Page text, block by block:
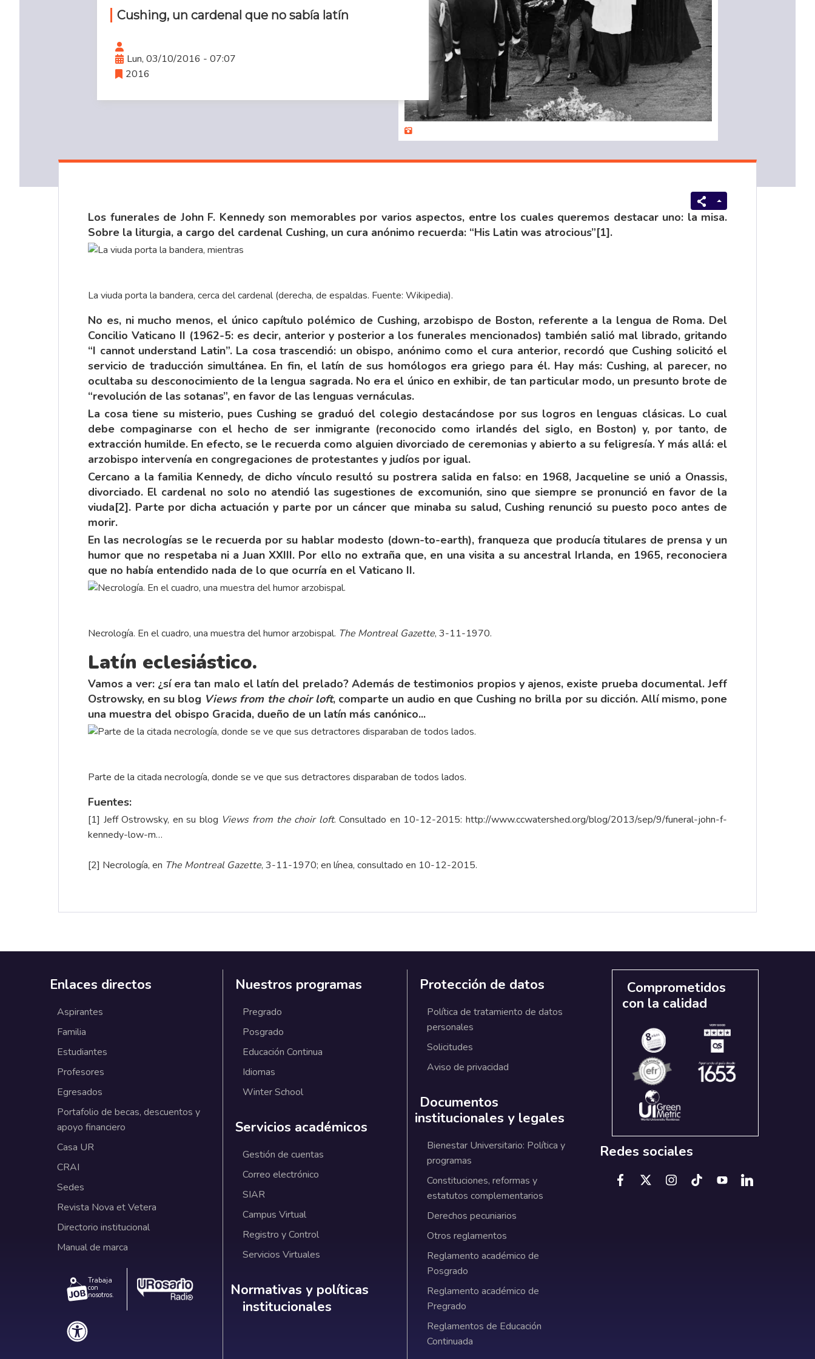
Cushing, un cardenal que no sabía latín
Lun, 03/10/2016 - 07:07
2016
Los funerales de John F. Kennedy son memorables por varios aspectos, entre los cuales queremos destacar uno: la misa.
Sobre la liturgia, a cargo del cardenal Cushing, un cura anónimo recuerda: “His Latin was atrocious”[1].
La viuda porta la bandera, cerca del cardenal (derecha, de espaldas. Fuente: Wikipedia).
No es, ni mucho menos, el único capítulo polémico de Cushing, arzobispo de Boston, referente a la lengua de Roma. Del
Concilio Vaticano II (1962-5: es decir, anterior y posterior a los funerales mencionados) también salió mal librado, gritando
“I cannot understand Latin”. La cosa trascendió: un obispo, anónimo como el cura anterior, recordó que Cushing solicitó el
servicio de traducción simultánea. En fin, el latín de sus homólogos era griego para él. Hay más: Cushing, al parecer, no
ocultaba su desconocimiento de la lengua sagrada. No era el único en exhibir, de tan particular modo, un presunto brote de
“revolución de las sotanas”, en favor de las lenguas vernáculas.
La cosa tiene su misterio, pues Cushing se graduó del colegio destacándose por sus logros en lenguas clásicas. Lo cual
debe compaginarse con el hecho de ser inmigrante (reconocido como irlandés del siglo, en Boston) y, por tanto, de
extracción humilde. En efecto, se le recuerda como alguien divorciado de ceremonias y abierto a su feligresía. Y más allá: el
arzobispo intervenía en congregaciones de protestantes y judíos por igual.
Cercano a la familia Kennedy, de dicho vínculo resultó su postrera salida en falso: en 1968, Jacqueline se unió a Onassis,
divorciado. El cardenal no solo no atendió las sugestiones de excomunión, sino que siempre se pronunció en favor de la
viuda[2]. Parte por dicha actuación y parte por un cáncer que minaba su salud, Cushing renunció su puesto poco antes de
morir.
En las necrologías se le recuerda por su hablar modesto (down-to-earth), franqueza que producía titulares de prensa y un
humor que no respetaba ni a Juan XXIII. Por ello no extraña que, en una visita a su ancestral Irlanda, en 1965, reconociera
que no había entendido nada de lo que ocurría en el Vaticano II.
Necrología. En el cuadro, una muestra del humor arzobispal. The Montreal Gazette, 3-11-1970.
Latín eclesiástico.
Vamos a ver: ¿sí era tan malo el latín del prelado? Además de testimonios propios y ajenos, existe prueba documental. Jeff
Ostrowsky, en su blog Views from the choir loft, comparte un audio en que Cushing no brilla por su dicción. Allí mismo, pone
una muestra del obispo Gracida, dueño de un latín más canónico...
Parte de la citada necrología, donde se ve que sus detractores disparaban de todos lados.
Fuentes:
[1] Jeff Ostrowsky, en su blog Views from the choir loft. Consultado en 10-12-2015:http://www.ccwatershed.org/blog/2013/sep/9/funeral-john-f-
kennedy-low-m…
[2] Necrología, en The Montreal Gazette, 3-11-1970; en línea, consultado en 10-12-2015.
Enlaces directos
Aspirantes
Familia
Estudiantes
Profesores
Egresados
Portafolio de becas, descuentos y
apoyo financiero
Casa UR
CRAI
Sedes
Revista Nova et Vetera
Directorio institucional
Manual de marca
Trabaja
con
nosotros.
Nuestros programas
Pregrado
Posgrado
Educación Continua
Idiomas
Winter School
Servicios académicos
Gestión de cuentas
Correo electrónico
SIAR
Campus Virtual
Registro y Control
Servicios Virtuales
Normativas y políticas institucionales
Normativas y políticas
institucionales
Protección de datos
Política de tratamiento de datos
personales
Solicitudes
Aviso de privacidad
Documentos
institucionales y legales
Bienestar Universitario: Política y
programas
Constituciones, reformas y
estatutos complementarios
Derechos pecuniarios
Otros reglamentos
Reglamento académico de
Posgrado
Reglamento académico de
Pregrado
Reglamentos de Educación
Continuada
Comprometidos
con la calidad
Redes sociales